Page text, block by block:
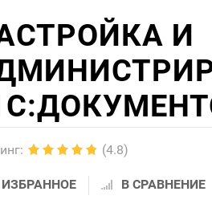
И
: (4.8)
ИЗБРАННОЕ В СРАВНЕНИЕ